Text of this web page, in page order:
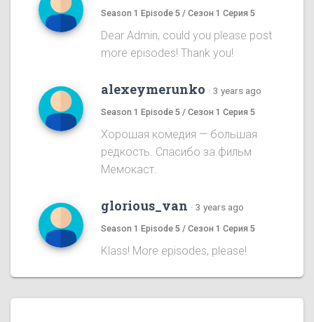
Season 1 Episode 5 / Сезон 1 Серия 5
Dear Admin, could you please post
more episodes! Thank you!
alexeymerunko · 3 years ago
Season 1 Episode 5 / Сезон 1 Серия 5
Хорошая комедия — большая
редкость. Спасибо за фильм
Мемокаст.
glorious_van · 3 years ago
Season 1 Episode 5 / Сезон 1 Серия 5
Klass! More episodes, please!